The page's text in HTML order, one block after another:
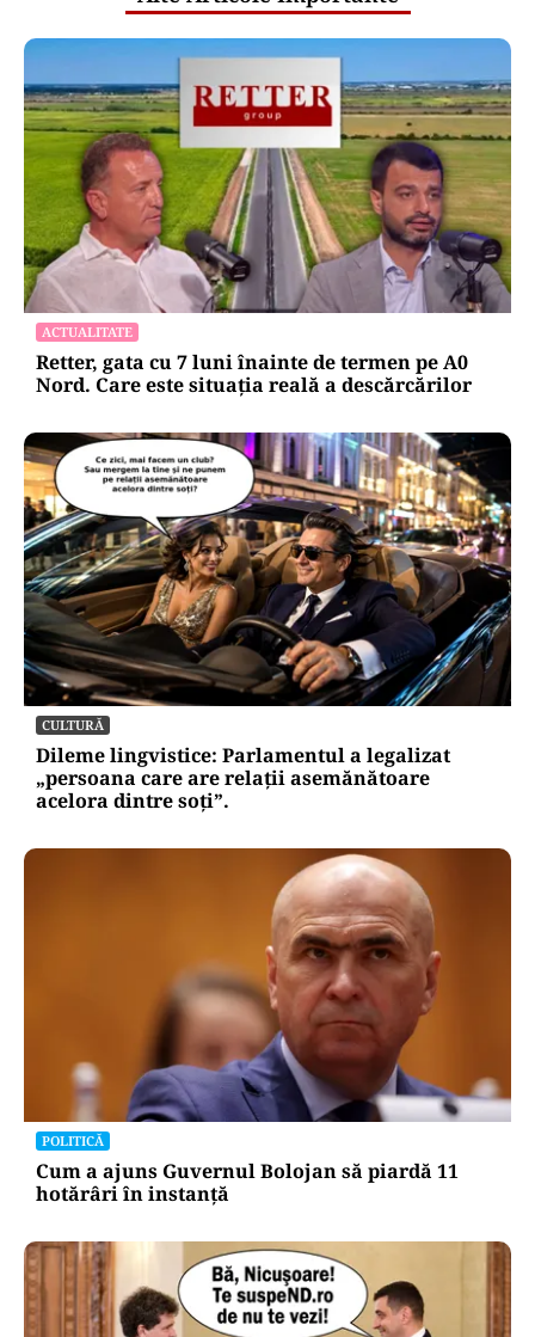
ACTUALITATE
Retter, gata cu 7 luni înainte de termen pe A0
Nord. Care este situația reală a descărcărilor
CULTURĂ
Dileme lingvistice: Parlamentul a legalizat
„persoana care are relații asemănătoare
acelora dintre soți”.
POLITICĂ
Cum a ajuns Guvernul Bolojan să piardă 11
hotărâri în instanță